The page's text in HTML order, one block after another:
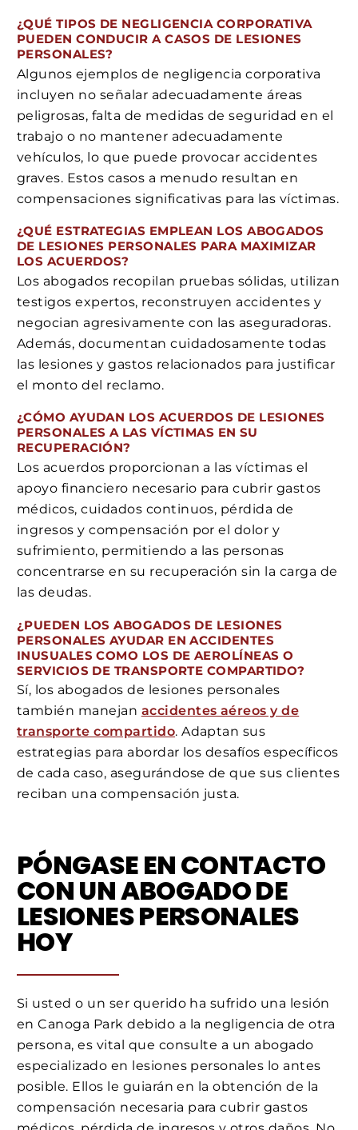
¿QUÉ TIPOS DE NEGLIGENCIA CORPORATIVA
PUEDEN CONDUCIR A CASOS DE LESIONES
PERSONALES?
Algunos ejemplos de negligencia corporativa
incluyen no señalar adecuadamente áreas
peligrosas, falta de medidas de seguridad en el
trabajo o no mantener adecuadamente
vehículos, lo que puede provocar accidentes
graves. Estos casos a menudo resultan en
compensaciones significativas para las víctimas.
¿QUÉ ESTRATEGIAS EMPLEAN LOS ABOGADOS
DE LESIONES PERSONALES PARA MAXIMIZAR
LOS ACUERDOS?
Los abogados recopilan pruebas sólidas, utilizan
testigos expertos, reconstruyen accidentes y
negocian agresivamente con las aseguradoras.
Además, documentan cuidadosamente todas
las lesiones y gastos relacionados para justificar
el monto del reclamo.
¿CÓMO AYUDAN LOS ACUERDOS DE LESIONES
PERSONALES A LAS VÍCTIMAS EN SU
RECUPERACIÓN?
Los acuerdos proporcionan a las víctimas el
apoyo financiero necesario para cubrir gastos
médicos, cuidados continuos, pérdida de
ingresos y compensación por el dolor y
sufrimiento, permitiendo a las personas
concentrarse en su recuperación sin la carga de
las deudas.
¿PUEDEN LOS ABOGADOS DE LESIONES
PERSONALES AYUDAR EN ACCIDENTES
INUSUALES COMO LOS DE AEROLÍNEAS O
SERVICIOS DE TRANSPORTE COMPARTIDO?
Sí, los abogados de lesiones personales
también manejan accidentes aéreos y de
transporte compartido. Adaptan sus
estrategias para abordar los desafíos específicos
de cada caso, asegurándose de que sus clientes
reciban una compensación justa.
PÓNGASE EN CONTACTO
CON UN ABOGADO DE
LESIONES PERSONALES
HOY
Si usted o un ser querido ha sufrido una lesión
en Canoga Park debido a la negligencia de otra
persona, es vital que consulte a un abogado
especializado en lesiones personales lo antes
posible. Ellos le guiarán en la obtención de la
compensación necesaria para cubrir gastos